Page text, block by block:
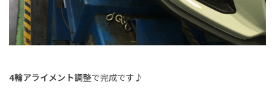
4輪アライメント調整で完成です♪